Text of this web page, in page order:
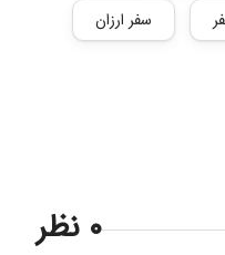
سفر ارزان
۰ نظر